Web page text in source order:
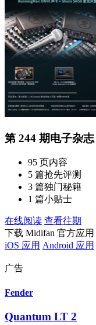
第 244 期电子杂
95 页内容
5 篇抢先评测
3 篇独门秘籍
1 篇小贴士
在线阅读 查看往期
下载 Midifan 官方应用
iOS 应用 Android 应用
广告
Fender
Quantum LT 2